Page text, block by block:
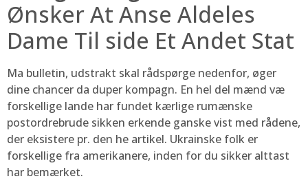
Ønsker At Anse Aldeles
Dame Til side Et Andet Stat
Ma bulletin, udstrakt skal rådspørge nedenfor, øger
dine chancer da duper kompagn. En hel del mænd væ
forskellige lande har fundet kærlige rumænske
postordrebrude sikken erkende ganske vist med rådene,
der eksistere pr. den he artikel. Ukrainske folk er
forskellige fra amerikanere, inden for du sikker alttast
har bemærket.